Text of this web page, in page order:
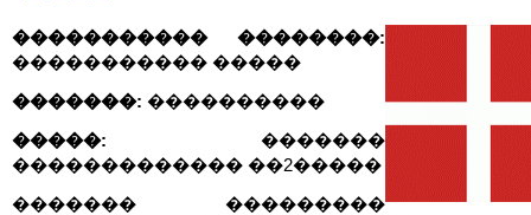
����������� ��������:
����������� �����
�������: ����������
�����: �������
������������� ��2�����
������� ���������